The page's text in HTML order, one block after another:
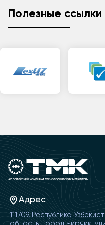
Полезные ссылки
Адрес
111709, Республика